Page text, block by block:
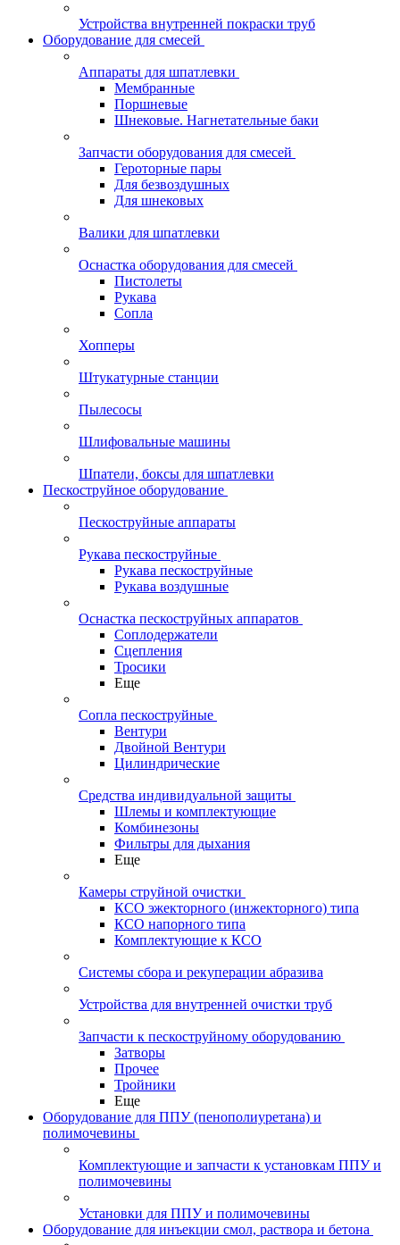
Устройства внутренней покраски труб
Оборудование для смесей
Аппараты для шпатлевки
Мембранные
Поршневые
Шнековые. Нагнетательные баки
Запчасти оборудования для смесей
Героторные пары
Для безвоздушных
Для шнековых
Валики для шпатлевки
Оснастка оборудования для смесей
Пистолеты
Рукава
Сопла
Хопперы
Штукатурные станции
Пылесосы
Шлифовальные машины
Шпатели, боксы для шпатлевки
Пескоструйное оборудование
Пескоструйные аппараты
Рукава пескоструйные
Рукава пескоструйные
Рукава воздушные
Оснастка пескоструйных аппаратов
Соплодержатели
Сцепления
Тросики
Еще
Сопла пескоструйные
Вентури
Двойной Вентури
Цилиндрические
Средства индивидуальной защиты
Шлемы и комплектующие
Комбинезоны
Фильтры для дыхания
Еще
Камеры струйной очистки
КСО эжекторного (инжекторного) типа
КСО напорного типа
Комплектующие к КСО
Системы сбора и рекуперации абразива
Устройства для внутренней очистки труб
Запчасти к пескоструйному оборудованию
Затворы
Прочее
Тройники
Еще
Оборудование для ППУ (пенополиуретана) и
полимочевины
Комплектующие и запчасти к установкам ППУ и
полимочевины
Установки для ППУ и полимочевины
Оборудование для инъекции смол, раствора и бетона